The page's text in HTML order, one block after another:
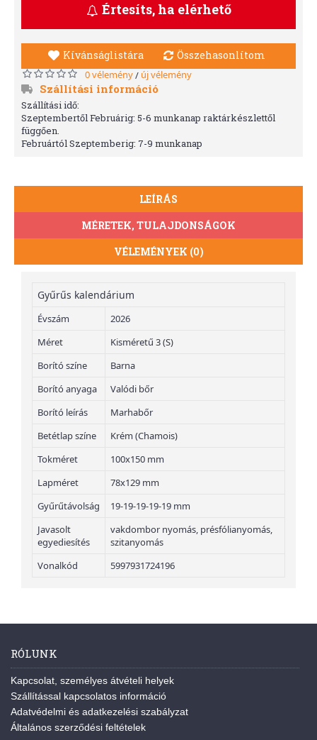
Értesíts, ha elérhető
Kívánságlistára Összehasonlítom
0 vélemény/ új vélemény
Szállítási információ
Szállítási idő:
Szeptembertől Februárig: 5-6 munkanap raktárkészlettől
függően.
Februártól Szeptemberig: 7-9 munkanap
LEÍRÁS
MÉRETEK, TULAJDONSÁGOK
VÉLEMÉNYEK (0)
Gyűrűs kalendárium
Évszám
2026
Méret
Kisméretű 3 (S)
Borító színe
Barna
Borító anyaga
Valódi bőr
Borító leírás
Marhabőr
Betétlap színe
Krém (Chamois)
Tokméret
100x150 mm
Lapméret
78x129 mm
Gyűrűtávolság
19-19-19-19-19 mm
Javasolt
egyediesítés
vakdombor nyomás, présfólianyomás,
szitanyomás
Vonalkód
5997931724196
RÓLUNK
Kapcsolat, személyes átvételi helyek
Szállítással kapcsolatos információ
Adatvédelmi és adatkezelési szabályzat
Általános szerződési feltételek